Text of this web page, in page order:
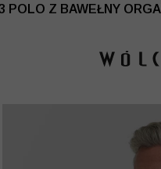
POLO Z BAWEŁNY
DO -50% | DODATKOWE